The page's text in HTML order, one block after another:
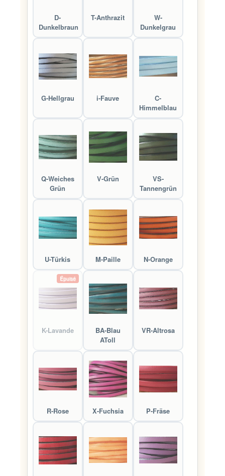
D-
Dunkelbraun
T-Anthrazit
W-
Dunkelgrau
G-Hellgrau i-Fauve
C-
Himmelblau
Q-Weiches
Grün
V-Grün
VS-
Tannengrün
U-Türkis M-Paille N-Orange
K-Lavande
Épuisé
BA-Blau
AToll
VR-Altrosa
R-Rose X-Fuchsia P-Fräse